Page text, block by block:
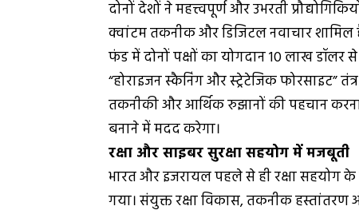
दोनों देशों ने महत्त्वपूर्ण और उभरती
क्वांटम तकनीक और डिजिटल नवाचार
फंड में दोनों पक्षों का योगदान 10 लाख डॉलर
“होराइजन स्कैनिंग और स्ट्रेटेजिक फोरसाइट”
तकनीकी और आर्थिक रुझानों की पहचान
बनाने में मदद करेगा।
रक्षा और साइबर सुरक्षा सहयोग में मजबूती
भारत और इजरायल पहले से ही रक्षा सहयोग
गया। संयुक्त रक्षा विकास, तकनीक हस्तांतरण